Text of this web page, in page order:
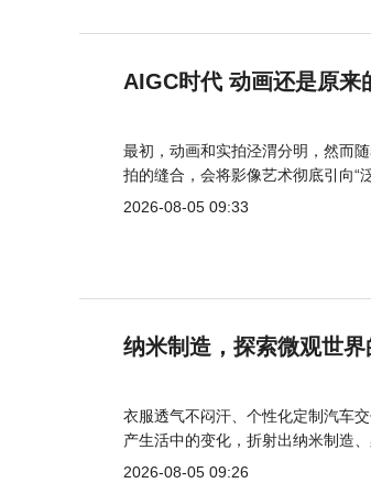
AIGC时代 动画还是原来
最初，动画和实拍泾渭分明，然而
拍的缝合，会将影像艺术彻底引向“
2026-08-05 09:33
纳米制造，探索微观世
衣服透气不闷汗、个性化定制汽车
产生活中的变化，折射出纳米制造
2026-08-05 09:26